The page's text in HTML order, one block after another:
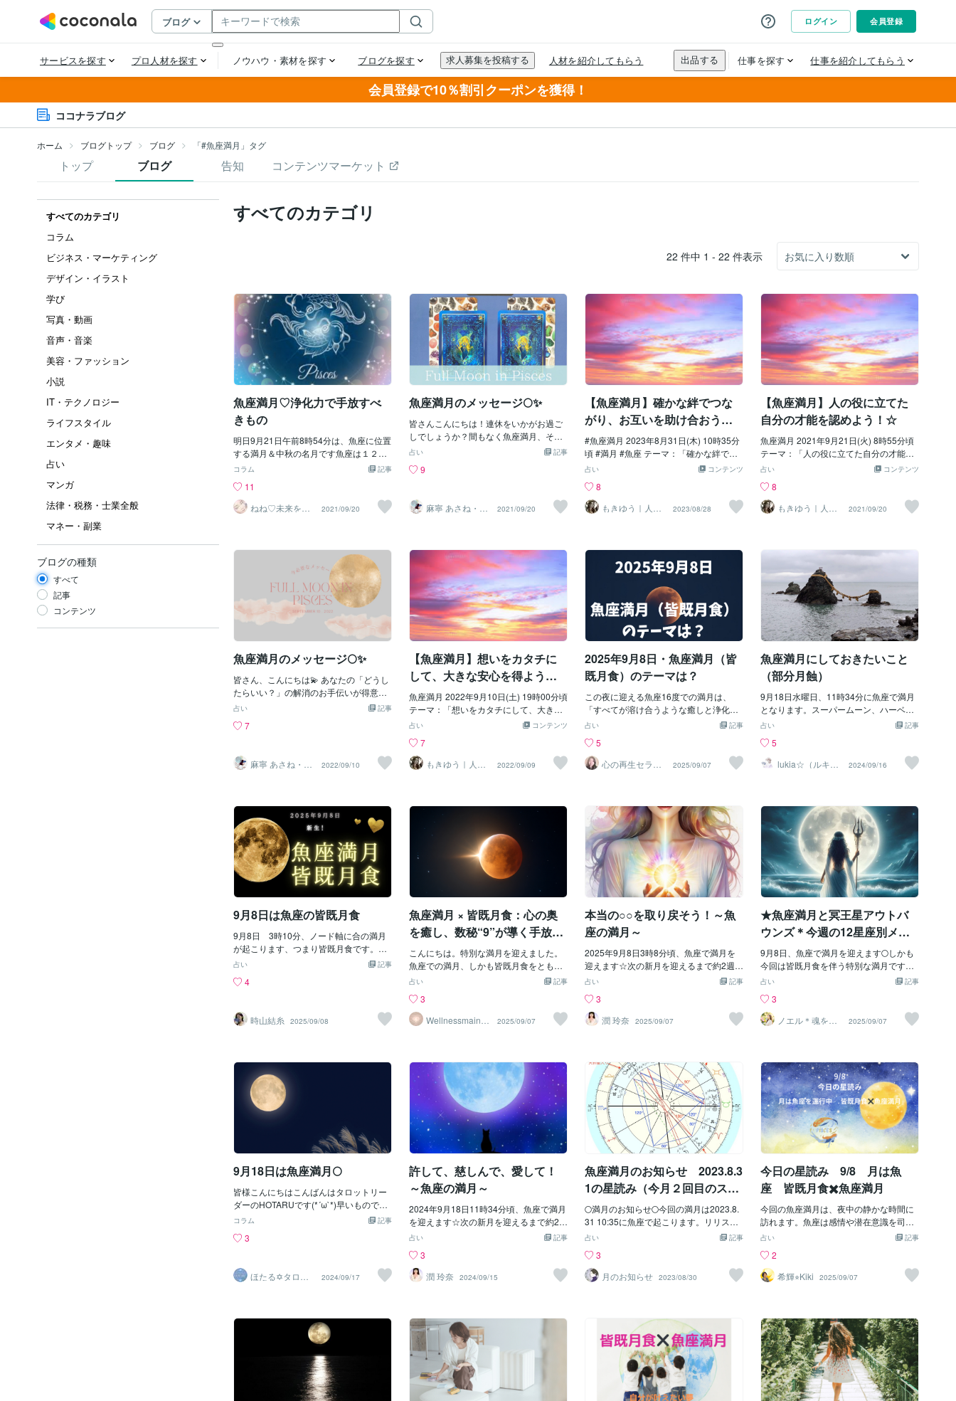
会員登録で10％割引クーポンを獲得！
ココナラブログ
ホーム ブログトップ ブログ 「#魚座満月」タグ
トップ ブログ 告知 コンテンツマーケット
すべてのカテゴリ
コラム
ビジネス・マーケティング
デザイン・イラスト
学び
写真・動画
音声・音楽
美容・ファッション
小説
IT・テクノロジー
ライフスタイル
エンタメ・趣味
占い
マンガ
法律・税務・士業全般
マネー・副業
ブログの種類
すべて
記事
コンテンツ
すべてのカテゴリ
22 件中 1 - 22 件表示
魚座満月♡浄化力で手放すべ
きもの
明日9月21日午前8時54分は、魚座に位置
する満月＆中秋の名月です魚座は１２星
座の最後の星座でもありぐるっと巡った
トラウマ、感情、常識、しがらみなど、
目に見えないものの浄化に力を発揮しま
す 魚座満月の浄化は、年末に向けて新し
ため頭を空っぽにする時間を少しだけ作
ってみましょう 魚座満月に手放しは、ネ
ガティブキーワードを元にした手放しが
オススメです 「現実逃避、アルコール依
存、人間関係での依存、被害者意識」の
ほか、 手放すと良いことを意識してみま
しょう 魚座満月でやっておくと良いこと
～トイレやお風呂の掃除を 念入りにする
ことです 中秋の名月は「旧暦八月十五日
ないことも多いのですが 2021年の今年
は、なんと･･･八年ぶりなのです 満月と
重なっていてよりパワフル満月ですね☆
中秋の名月は その年の収穫物をお月様に
ても高めてくれますので お供え物はぜひ
お月様と同じ丸いお団子や旬の食べ物な
記事
コラム
11
ねね♡未来をひ
らく言葉
2021/09/20
魚座満月のメッセージ🌕✨
皆さんこんにちは！連休をいかがお過ご
しでしょうか？間もなく魚座満月、そし
てその二日後には秋分を迎えることにな
落ち着かない方も多いのではないでしょ
り、自分を大切にする時間を取ってくだ
さいね！今回はこのブログを訪れてくだ
していたなら、少し待ってみた方が良さ
そうです。この満月の期間をどう過ごせ
ばいいのか、この機会にぜひヒントを得
てくださいね^_^それでは上の写真から直
感でAかBを選んでください。 Aを選んだ
あなたへ最近少し夢見がち状態に陥って
いたならそろそろ抜け出せるタイミング
🌄しかし日々のグラウンディングはしっ
かりと行い自分の内側と繋がっておく必
要があります心配しなくても完璧なタイ
ミングは訪れるので目標に対して慌てず
に軌道修正を図り行動をおこすときのた
めの情熱を温めておきましょう❤️‍🔥✨Bを
選んだあなたへ感情的な波が少しずつ収
まることで目標に対しての方向性が見え
てくる頃必要のない考えや習慣などがハ
ッキリとしてくるので、行動を起こす前
にそれらを取り除く作業に取り掛かって
かさを保つ工夫をしましょう🌊🏄🌊いか
ばいいのか分かってきそうですね。個別
に今必要なメッセージを知りたい方は以
下のメニューから承ります🎵お気軽にお
問い合わせください＾＾
記事
占い
9
麻寧 あさね・カ
ードで癒しと内
2021/09/20
【魚座満月】確かな絆でつな
がり、お互いを助け合おう！
☆
#魚座満月 2023年8月31日(木) 10時35分
頃 #満月 #魚座 テーマ：「確かな絆でつ
ながり、お互いを助け合おう！☆」 満月
成果を受け取り、 同時に不要なものを手
放すタイミングです。 今回は、家族をは
じめとする身近な人との関係において、
の確かな繋がりの間柄において、 日頃他
者に助けられていることに関しては感謝
なれている自分自身を褒めること、もし
てみましょう。 また、もしも、あまり安
心出来ない関係性が身近にあるのであれ
ば、 このタイミングでそれを見直した
り、手放すことも、検討すると良いでし
ょう。 ご参考にして頂ければ幸いです。
この満月が、皆様の素晴らしい日々の手
助けとなりますことを 願っております。
☆メッセージ☆ あなたの夢、目指す姿、
叶えたいことを応援しています。 ぜひコ
メント欄でその内容を教えてください。
す☆ あなたの夢を応援する占い師 moki
yu(もきゆう)
コンテンツ
占い
8
もきゆう｜人生
の統治OSプロデ
2023/08/28
【魚座満月】人の役に立てた
自分の才能を認めよう！☆
魚座満月 2021年9月21日(火) 8時55分頃
テーマ：「人の役に立てた自分の才能を
認めよう！☆」 満月というのは、これま
時に不要なものを手放すタイミングで
す。 今回は、まず人の役に立てた自分の
ことを振り返ってみましょう。 実務能力
どがキーワードとなります。 人の役に立
てたことというのは、少なからずご自身
の才能を活かしていることであります。
他者から「ありがとう」と言われ感謝さ
れたことを通じて、ご自身の才能を改め
て認め、今後もそれを伸ばしていくこと
に役立ててみてください。 ☆メッセージ
☆ あなたの夢、目指す姿、叶えたいこと
を応援しています。 ぜひコメント欄でそ
の内容を教えてください。 応援のエネル
ギーを送らせていただきます☆ あなたの
夢を応援する占い師 mokiyu(もきゆう)
コンテンツ
占い
8
もきゆう｜人生
の統治OSプロデ
2021/09/20
魚座満月のメッセージ🌕✨
皆さん、こんにちは💫 あなたの「どうし
たらいい？」の解消のお手伝いが得意な
カードリーダーの麻寧です⋆*❁*本日は18
しずつ涼しくなってきましが体調などは
ミングです。 しっかりカラダを労わって
くださいね♪ 今回も満月のタイミングに
い⇩いくつか優先事項があったとしてもう
まくコントロールをすればそれらを達成
させることは可能です。 自分を疑わずた
だ成功することだけを信じて今の道を突
き進んでください。 あなたの中でくすぶ
っていた感覚が目覚め研ぎ澄まされ始め
ます。 そのため周りの風景が違ったよう
に見えて直感的に感じる機会が多くなる
かもしれません。 先に進むための具体策
などが浮かびやすくなるので、せっかく
のひらめきを無視せずに活かすことに徹
してください。 あなたの中で膨らんでき
たエネルギーをうまくコントロールし、
分の内側にアクセスしやすい時期なので
す。直感を大切になさってください🧘‍♀️ 私
は中秋の名月に合わせ、お月見団子を手
様に多くの幸運が訪れることを心から願
っております🌟本日も最後までお読みい
ただきありがとうございました😊麻寧 𓆸
𓏸𓂂𓂂𓏸𓍯𓂂𓂂𓇬𓈒𓂂𓏸𓇠𓇬𓈒𓂂𓂂𓏸𓍯 個人鑑定も承っ
ております😉 【9月・10月限定】一部の
メニューが半額になっております♪是非Li
nkからお立ち寄りください💓 今感じてい
る
記事
占い
7
麻寧 あさね・カ
ードで癒しと内
2022/09/10
【魚座満月】想いをカタチに
して、大きな安心を得よう！
☆
魚座満月 2022年9月10日(土) 19時00分頃
テーマ：「想いをカタチにして、大きな
安心を得よう！☆」 満月というのは、 こ
り、 同時に不要なものを手放すタイミン
グです。 今回は、沸き起こってくる気持
ちを起点として、 その想いを具現化する
あったり優しさ に着目してみると良いで
しょう。 ご自身で嫌ってしまうような部
分をありのままに受け止めると、 そこに
対して手を差し伸べてくれる誰かが現
れ、その人の喜びになれたり、 また自分
で克服することにより、別の誰かを助け
たりすることに繋がったりします。 誰か
の役に立つということは、 誰かの不足、
に対して機能するものであり、 誰かの不
足を補う姿勢、によって物事は発展して
いきます。 たとえ出来ないことがあって
も、 それが誰かの利益になっているんだ
ということを存分に感じてみてくださ
い。 この満月が、皆様の素晴らしい日々
す。 ☆メッセージ☆ あなたの夢、目指す
姿、叶えたいことを応援しています。 ぜ
ひコメント欄でその内容を教えてくださ
mokiyu(もきゆう)
コンテンツ
占い
7
もきゆう｜人生
の統治OSプロデ
2022/09/09
2025年9月8日・魚座満月（皆
既月食）のテーマは？
この夜に迎える魚座16度での満月は、
「すべてが溶け合うような癒しと浄化、
そして感情の解放」が最大のテーマで
いつもの満月よりも深い節目になるサイ
ンです。以下のような要素が象徴的に示
されています 「いっぱいいっぱいになっ
た心と体を、そっとリセットするタイミ
ングです。もう、余計なものは手放して
いい。自分を取り戻しても大丈夫だよ、
と夜空が語りかけています。 「浄化・変
容」 古い自己像や無意識に抱える影（シ
ャドー）を洗い流し、心の奥深くからの
変化のしるしが現れるタイミング。特に8
ハウス（水の深い領域）にかかる満月
は、魂レベルのクレンジングを意味しま
す。 「終わらせて、新たに始める」 魚
座は12星座の最後であることから、これ
まで抱えていた執着や傷に区切りをつけ
て、自分の中に新しいステージを創って
いく流れが訪れています。 「夢・直感・
体や魂の深いところで理解する「直感
力」、そして未来へのインスピレーショ
ンが動き出すチャンスです。⸻ まと
深い奥底に還る、魂規模の浄化と再生の
タイミング」 この夜に向けて思い当たる
ことがあるなら、ふと浮かんだ感覚や言
葉、大切に味わってみてくださいね。そ
れが未来への扉を開くカギになるかも。
記事
占い
5
心の再生セラピ
スト YASUKO
2025/09/07
魚座満月にしておきたいこと
（部分月蝕）
9月18日水曜日、11時34分に魚座で満月
となります。スーパームーン、ハーベス
トムーンではありますが、部分月蝕とい
いましょうね。新月から満月にかけては
満ちる方向、増殖する方向へ向かいます
が、満月が起こると同時に月はエネルギ
手放すのに最適な時期に入ります、ぜひ
この期間に実行しましょう。つい甘いも
のを食べてしまう癖、自分にとって必要
のないと思われる人間関係（恋愛、友
人、ご近所さん、仕事上のつきあい）、
ネガティブ思考、洗い物や家事をためて
しまう、なんとなく録画したまま見てい
ない番組、積読状態が長い本等々、思い
切って整理してみましょう。よく質問さ
れるのでこちらでお答えしますが、解放
する方法は自分に合ったやり方でかまい
ません。スマホの記録を削除する、不要
物を処分する、ダイエットなど具体的に
実行するのはもちろんですが、何かに書
のも良い方法です。なお、今回は自他の
境界をとろかす魚座で満月が起こるうえ
に部分月蝕を伴うため、感性が鋭い方は
かもしれません。そのようなときには、
お酒で浄化してみましょう。といって
も、今回は飲酒はお勧めできません。と
くに内観やヒーリングをする予定の方は
お控えください。日本酒を浸した布で手
を拭いたり、気になる場所にお供えした
りして、その時のその場所を清めるよう
なイメージですね。思い出したくなかっ
たことがふと思い出されたり、理由のわ
からない不安感が襲ってくるよ
記事
占い
5
lukia☆（ルキ
2024/09/16
9月8日は魚座の皆既月食
9月8日 3時10分、ノード軸に合の満月
が起こります、つまり皆既月食です。ノ
ード軸は宿縁のポイントなので、これを
かもしれないようなものがあった場合
できそうえす。 魚座自体が12星座、最後
のサインなので、他にも手放せることが
ができるでしょう。たとえば、行ってい
ないジムを退会したり、サブスクを解除
したりするのにぴったりです。 別れや清
算などもやってくるときです。 魚座は境
界線をぼかすサインです。共依存的な関
係や、自分を優先できずに自己犠牲的に
なってしまうような癖なども意味しま
す。ここでそうしたものとも手を切るこ
とができそうです。 蟹座を運行中の木星
と水のトラインができているので、やさ
しさ・家族/居場所・感情などの器が拡が
り、許せる、水に流せるようなところも
あります。 怒りや憎しみなど、積年のも
からのことの結果として現れる場合もあ
たは3月29日の牡羊座新月のころに持ち
あがったものが、このあたりでまた浮上
係しています。土星は5月21日までは魚
座にあったので、それまで取り組んでい
たことで保留中のことがあれば、年末に
かけてまた取り組んでいける機会に恵ま
れるかもしれません。 今回、月は8ハウ
ス、ASCルーラーでもある太陽が2ハウ
スにあるため、お金のこと関連でも何か
記事
占い
4
時山結糸 2025/09/08
魚座満月 × 皆既月食：心の奥
を癒し、数秘“9”が導く手放し
のとき
こんにちは。特別な満月を迎えました。
魚座での満月、しかも皆既月食をともな
うパワフルな夜です。魚座は12星座の最
し」「無条件の愛」というテーマが流れ
ています。さらに今回は月食と重なった
ため、私たちの潜在意識に深く働きか
る今日のエネルギー今日の日付は 2025年
9月8日。数字を合計すると「2+0+2+5+9
+8 = 26」、さらに「2+6 = 8」。「8」は
力・無限・バランスの数字です。魚座満
月がもたらす「浄化」と「癒し」の力に
加え、数秘の「8」が 豊かさと循環 を示
し、不要なものを手放すことで新しいエ
ネルギーが流れ込むことを教えてくれま
す。さらに、月食のピークは 3時12分。3
+1+2=「6」。「6」は「愛と調和・家
族」を象徴する数字。つまり、今回の満
月は「自分の内側を癒し、愛に立ち返
る」ためのサポートをしてくれるので
す。日常に生かすアドバイス心のクロー
「もう必要のない人間関係・習慣」を紙
に書き出してみましょう。魚座満月は、
涙や浄化の力をともない、自然に感情を
を閉じ、深呼吸を。心の中で「私は愛に
還ります」と唱えてみてください。数秘
「9」のエネルギーが、“手放し”を優しく
後押ししてくれます。ママや働く方への
メッセージ 子育てや仕事の中では「私
さえ我慢すれば…」と、自分を犠牲にし
記事
占い
3
Wellnessmaind
2025/09/07
本当の○○を取り戻そう！～魚
座の満月～
2025年9月8日3時8分頃、魚座で満月を
迎えます☆次の新月を迎えるまで約2週間
あります。その2週間をどのように過ごし
ことが出来るのか、その過ごし方のヒン
トとしてご活用くださいね♡新月と満月
はワンセットで、新月に蒔いた種が満月
ワンサイクル。満月は、新月から吸収し
続けた何かを外側に出して行くタイミン
グ。何が満ちていて、どんなことを外側
に出していけば良いのかを見ていきまし
ょう。今回は、皆既月食月食の特別な満
月です。 月食を伴う満月なので、いつ
もの満月よりも重要な節目になるでしょ
う。 今回の満月をひと言で表現するな
ら、【いっぱいいっぱいになっていた気
持ちを手放し、自分を取り戻すタイミン
グ】といった感じでしょうか。もしかし
たら、誰かに優しくすることが少し負担
になってきてはいませんか？誰かの愚痴
や嘆きを一身に受け止め、【感情のゴミ
り・・・なんてことはありませんか？誰
かの痛みを自分の痛みのように感じて、
自分の気持ちと誰かの感情がゴチャ混ぜ
【未来計画書を作成する新月】でし
た。 つまり、この新月で立てた未来への
計画が【本当にあなたのものなのか】と
いうことを試されるタイミングが今回の
満月なのです。もし、誰かの期待に応え
るだけのものだったり、誰かの代わりに
記事
占い
3
潤 玲奈
2025/09/07
★魚座満月と冥王星アウトバ
ウンズ＊今週の12星座別メッ
セージ★（9/8～9/14）
9月8日、魚座で満月を迎えます🌕しかも
今回は皆既月食を伴う特別な満月です🌒
魚座は「終わり」「浄化」「潜在意識」
たちの心に深い癒しと手放しをもたらし
ます。 心の奥に溜め込んでいた不要な感
情や思い込みを手放すと、空いたスペー
「収穫の月」。 これまで育んできたもの
が形になると同時に、不要なものを解き
放つことで、本当に欲しい実りを受け取
れる時期です。 さらに、8月29日から約3
ヶ月間、冥王星アウトオブバウンズとい
う珍しい現象を起こしています。 冥王星
は「破壊と再生の星」。 その星が軌道を
大きく外れる珍しい現象のことで、約70
年ぶりに起こります。 この期間は世の中
全体に予想外の出来事が起こりやすくな
り、私たち一人ひとりの価値観も大きく
揺さぶられます。 それは、「本当の自分
で生きざるを得なくなる」 という出来事
として現れるかもしれません。 偽りや妥
自分の魂に沿った在り方へと導かれるで
しょう。 ✨今週の魚座満月と皆既月食
は、まさにその流れを象徴しています。
だけ、夢を現実にするための光があなた
の内に宿ります。 ˚˙༓࿇༓˙˚˙༓࿇༓˙˚˙༓࿇༓˙˚˚˙
༓࿇༓˙˚ ～今週の12星座別メッセージ～ ♈
おひつじ座（3/21～4/19） 魚座満月は、
心の奥にある不安や葛藤を解放するチャ
ンス。直感が冴えるので、ひらめきを日
記事
占い
3
ノエル＊魂を輝
かせるソウル・
2025/09/07
9月18日は魚座満月🌕
皆様こんにちはこんばんはタロットリー
ダーのHOTARUです(*´ω`*)早いもので9
月ももう半月足らずとなりましたね。あ
すが、先日はとてつもない蒸し暑さのな
た✨好きなものにまっしぐらに奔走する
のは実に楽しいもの(*'ω'*)暑い暑いと口々
共に体調に留意しながら推してまいりま
しょう💛などという私の近況はさておき
まして…本日は2024年9月18日に魚座で
迎える満月についてお話などしようかと
思います。✡魚座満月今回の満月は9月18
日、11:34に魚座で満月を迎えます。12
星座最後の星座になる魚座の満月ですの
記事
コラム
3
ほたる✡タロッ
ト占い師
2024/09/17
許して、慈しんで、愛して！
～魚座の満月～
2024年9月18日11時34分頃、魚座で満月
を迎えます☆次の新月を迎えるまで約2週
間あります。その2週間をどのように過ご
ることが出来るのか、その過ごし方のヒ
ントとしてご活用くださいね♡新月と満
月はワンセットで、新月に蒔いた種が満
でワンサイクル。満月は、新月から吸収
し続けた何かを外側に出して行くタイミ
ング。何が満ちていて、どんなことを外
側に出していけば良いのかを見ていきま
しょう。今回は月食を伴う特別な満月で
す。 占星術において、月食は【人生に
記事
占い
3
潤 玲奈
2024/09/15
魚座満月のお知らせ 2023.8.3
1の星読み（今月２回目のスー
パームーン）
🌕満月のお知らせ🌕今回の満月は2023.8.
31 10:35に魚座で起こります。リリスの
反対側で起こるのでスーパームーンで
リリスの反対側でしたが、今回も同様で
す。※リリス＝月の遠地点、月の軌道で地
球から最も離れた遠地点です。一方、リ
より月が大きく見えます。この現象はス
ーパームーンと呼ばれております。占星
術的な解釈をすると地上を浄化するとい
う意味を持つ満月になると思われます。
いつもより、色々な事象が表面化しやす
いと思われます。満月はこの日の午前中
記事
占い
3
月のお知らせ 2023/08/30
今日の星読み 9/8 月は魚
座 皆既月食✖️魚座満月
今回の魚座満月は、夜中の静かな時間に
訪れます。魚座は感情や潜在意識を司る
サイン。このタイミングでは、「なんと
も…」と感じていた習慣や思考パターン
を手放すチャンスがやってきます。手放
した後には、胸の奥で眠っていた「ほん
呂や足湯に入る魚座満月のメッセージ♓️
はこちらからどうぞ今日も素敵な一日を
♡
記事
占い
2
希輝⭐︎Kiki
2025/09/07